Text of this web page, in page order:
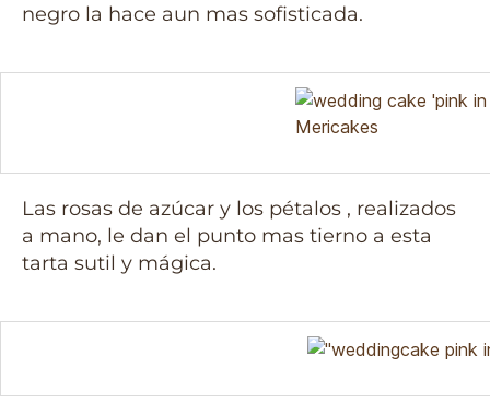
negro la hace aun mas sofisticada.
Las rosas de azúcar y los pétalos , realizados
a mano, le dan el punto mas tierno a esta
tarta sutil y mágica.